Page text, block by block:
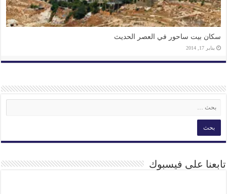
سكان بيت ساحور في العصر الحديث
يناير 17, 2014
تابعنا على فيسبوك